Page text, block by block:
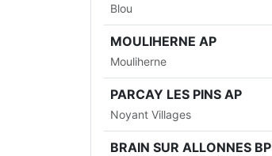
Blou
MOULIHERNE AP
Mouliherne
PARCAY LES PINS AP
Noyant Villages
BRAIN SUR ALLONNES BP